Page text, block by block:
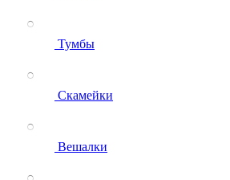
Тумбы
Скамейки
Вешалки